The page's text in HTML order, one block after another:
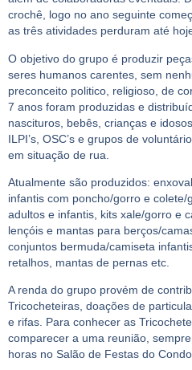
crochê, logo no ano seguinte
as três atividades perduram até
O objetivo do grupo é produzir
seres humanos carentes, sem
preconceito politico, religioso, de
7 anos foram produzidas e
nascituros, bebês, crianças e
ILPI’s, OSC’s e grupos de
em situação de rua.
Atualmente são produzidos:
infantis com poncho/gorro e
adultos e infantis, kits xale/gorro e
lençóis e mantas para berços/
conjuntos bermuda/camiseta
retalhos, mantas de pernas etc.
A renda do grupo provém de
Tricocheteiras, doações de
e rifas. Para conhecer as
comparecer a uma reunião,
horas no Salão de Festas do